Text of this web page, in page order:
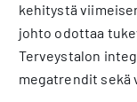
kehitystä
johto odottaa
Terveystalon
megatrendit sekä